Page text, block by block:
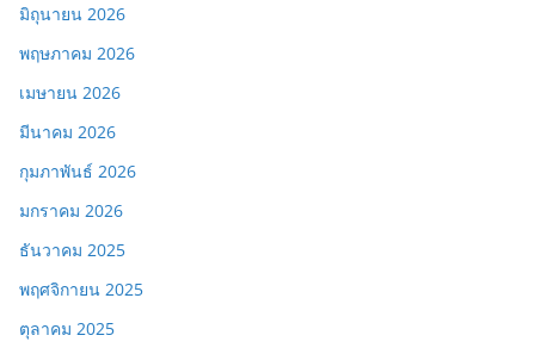
มิถุนายน 2026
พฤษภาคม 2026
เมษายน 2026
มีนาคม 2026
กุมภาพันธ์ 2026
มกราคม 2026
ธันวาคม 2025
พฤศจิกายน 2025
ตุลาคม 2025